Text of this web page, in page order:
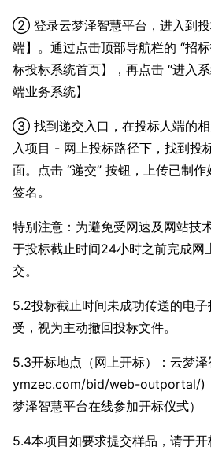
② 登录云梦泽智慧平台，进入到投
端】。通过点击顶部导航栏的 “招
标投标系统首页】，再点击 “进入
端业务系统】
③ 找到递交入口，在投标人端的
入项目 - 网上投标路径下，找到投
面。点击 “递交” 按钮，上传已制
签名。
特别注意：为避免受网速及网站技
于投标截止时间24小时之前完成网
交。
5.2投标截止时间未成功传送的电
受，视为主动撤回投标文件。
5.3开标地点（网上开标）：云梦
ymzec.com/bid/web-outportal/)
梦泽智慧平台在线参加开标仪式）
5.4本项目如要求提交样品，请于